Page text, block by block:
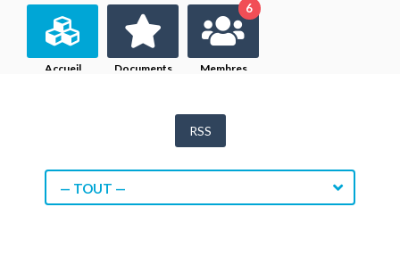
Accueil Documents Membres
6
RSS
— TOUT —